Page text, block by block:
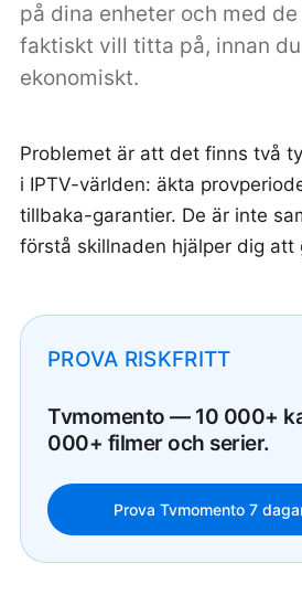
på dina enheter och med
faktiskt vill titta på, innan
ekonomiskt.
Problemet är att det finns två
i IPTV-världen: äkta
tillbaka-garantier. De är inte
förstå skillnaden hjälper dig
PROVA RISKFRITT
Tvmomento — 10 000+
000+ filmer och serier.
Prova Tvmomento 7